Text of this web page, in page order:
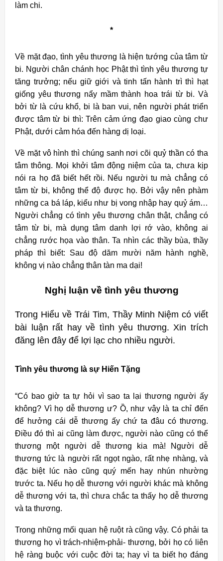
làm chi.
*
Về mặt đạo, tình yêu thương là hiện tướng của tâm từ
bi. Người chân chánh học Phật thì tình yêu thương tự
tăng trưởng; nếu giữ giới và tinh tấn hành trì thì hạt
giống yêu thương nẩy mầm thành hoa trái từ bi. Và
bởi từ là cứu khổ, bi là ban vui, nên người phát triển
được tâm từ bi thì: Trên cảm ứng đạo giao cùng chư
Phật, dưới cảm hóa đến hàng dị loại.
Về mặt vô hình thì chúng sanh nơi cõi quỷ thần có tha
tâm thông. Mọi khởi tâm động niệm của ta, chưa kịp
nói ra họ đã biết hết rồi. Nếu người tu mà chẳng có
tâm từ bi, không thể độ được họ. Bởi vậy nên phàm
những ca bá láp, kiểu như bị vong nhập hay quỷ ám…
Người chẳng có tình yêu thương chân thật, chẳng có
tâm từ bi, mà dụng tâm danh lợi rớ vào, không ai
chẳng rước họa vào thân. Ta nhìn các thầy bùa, thầy
pháp thì biết: Sau độ dăm mười năm hành nghề,
không vị nào chẳng thân tàn ma dại!
Nghị luận về tình yêu thương
Trong Hiểu về Trái Tim, Thầy Minh Niệm có viết
bài luận rất hay về tình yêu thương. Xin trích
đăng lên đây để lợi lạc cho nhiều người.
Tình yêu thương là sự Hiến Tặng
“Có bao giờ ta tự hỏi vì sao ta lại thương người ấy
không? Vì họ dễ thương ư? Ồ, như vậy là ta chỉ đến
để hưởng cái dễ thương ấy chứ ta đâu có thương.
Điều đó thì ai cũng làm được, người nào cũng có thể
thương một người dễ thương kia mà! Người dễ
thương tức là người rất ngọt ngào, rất nhẹ nhàng, và
đặc biệt lúc nào cũng quý mến hay nhún nhường
trước ta. Nếu họ dễ thương với người khác mà không
dễ thương với ta, thì chưa chắc ta thấy họ dễ thương
và ta thương.
Trong những mối quan hệ ruột rà cũng vậy. Có phải ta
thương họ vì trách-nhiệm-phải- thương, bởi họ có liên
hệ ràng buộc với cuộc đời ta; hay vì ta biết họ đáng